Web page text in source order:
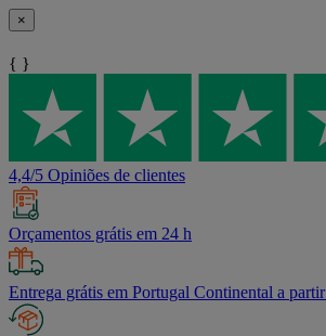
×
{ }
4,4/5 Opiniões de clientes
Orçamentos grátis em 24 h
Entrega grátis em Portugal Continental a